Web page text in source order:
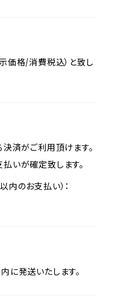
価格/消費税込）と致し
決済がご利用頂けます。
いが確定致します。
のお支払い）：
に発送いたします。